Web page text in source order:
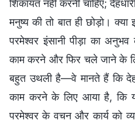
शिकायत नहीं करनी चाहिए;
मनुष्य की तो बात ही छोड़ो।
परमेश्वर इंसानी पीड़ा का
काम करने और फिर चले जाने के
बहुत उथली है—वे मानते हैं कि
काम करने के लिए आया है, कि
परमेश्वर के वचन और कार्य को